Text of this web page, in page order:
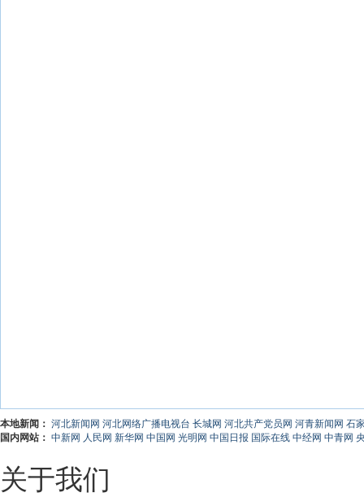
本地新闻： 河北新闻网 河北网络广播电视台 长城网 河北共产党员网 河青新闻网 石
国内网站： 中新网 人民网 新华网 中国网 光明网 中国日报 国际在线 中经网 中青网
关于我们